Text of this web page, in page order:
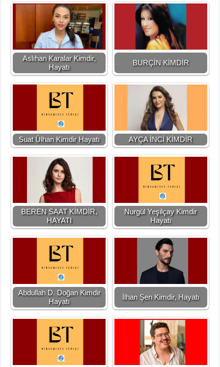
Aslıhan Karalar Kimdir,
Hayatı
BURÇİN KİMDİR
Suat Ülhan Kimdir Hayatı AYÇA İNCİ KİMDİR
BEREN SAAT KİMDİR,
HAYATI
Nurgül Yeşilçay Kimdir
Hayatı
Abdullah D. Doğan Kimdir
Hayatı
İlhan Şen Kimdir, Hayatı